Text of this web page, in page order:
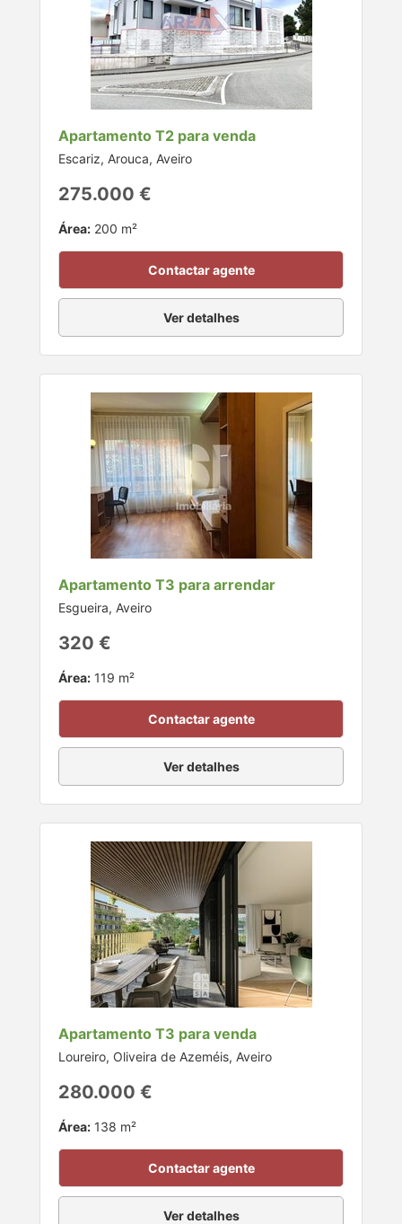
Apartamento T2 para venda
Escariz, Arouca, Aveiro
275.000 €
Área: 200 m²
Contactar agente
Ver detalhes
Apartamento T3 para arrendar
Esgueira, Aveiro
320 €
Área: 119 m²
Contactar agente
Ver detalhes
Apartamento T3 para venda
Loureiro, Oliveira de Azeméis, Aveiro
280.000 €
Área: 138 m²
Contactar agente
Ver detalhes